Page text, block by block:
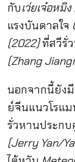
กับเว่ยเจ๋อหมิ
แรงบันดาลใจ
(2022)ที่สวีรั่
(Zhang
นอกจากนี้ยังมี
ย์จีนแนวโรแ
รั่วหานประก
(Jerry Yan/